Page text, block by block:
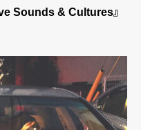
Sounds & Cultures』